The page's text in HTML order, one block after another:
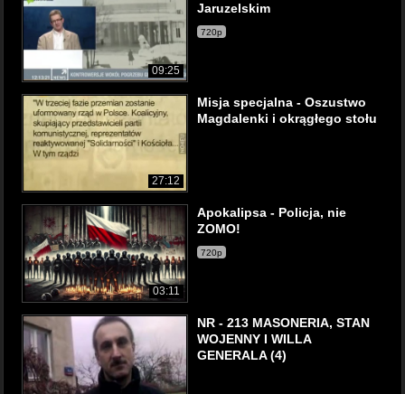
09:25
Jaruzelskim
720p
27:12
Misja specjalna - Oszustwo
Magdalenki i okrągłego stołu
03:11
Apokalipsa - Policja, nie
ZOMO!
720p
NR - 213 MASONERIA, STAN
WOJENNY I WILLA
GENERALA (4)